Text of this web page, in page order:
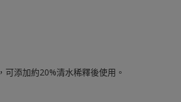
添加約20%清水稀釋後使用。